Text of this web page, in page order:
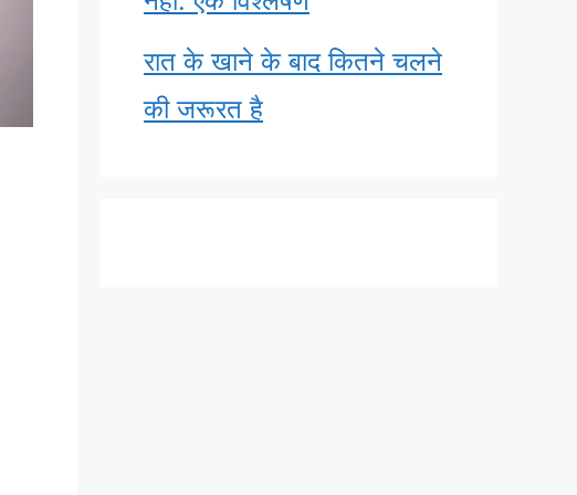
रात के खाने के बाद कितने चलने
की जरूरत है